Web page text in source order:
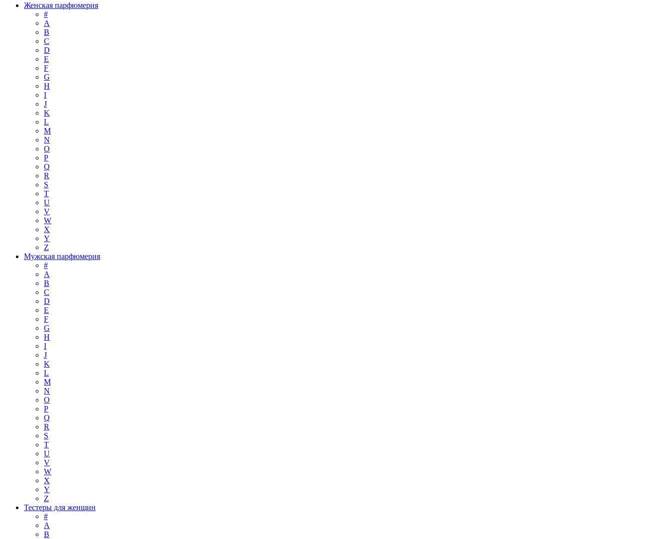
Женская парфюмерия
#
А
B
C
D
E
F
G
H
I
J
K
L
M
N
O
P
Q
R
S
T
U
V
W
X
Y
Z
Мужская парфюмерия
#
A
B
C
D
E
F
G
H
I
J
K
L
M
N
O
P
Q
R
S
T
U
V
W
X
Y
Z
Тестеры для женщин
#
A
B